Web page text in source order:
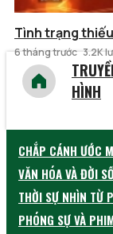
Tình trạng
6 tháng trước 3.2K
HÌNH
CHẮP CÁNH ƯỚC
VĂN HÓA VÀ ĐỜI
THỜI SỰ NHÌN TỪ
PHÓNG SỰ VÀ